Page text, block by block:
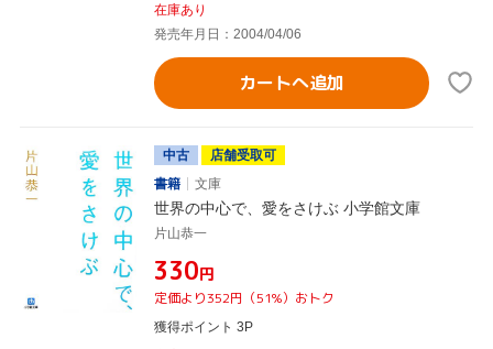
在庫あり
発売年月日：2004/04/06
カートへ追加
中古
店舗受取可
書籍
文庫
世界の中心で、愛をさけぶ 小学館文庫
片山恭一
¥330円
定価より352円（51%）おトク
獲得ポイント 3P